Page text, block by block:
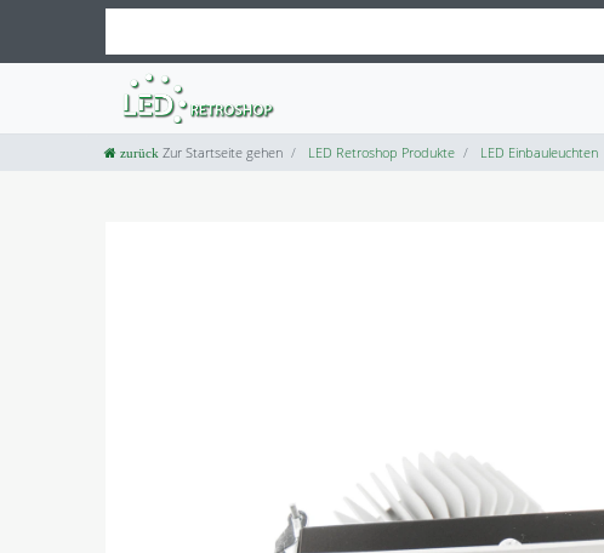
Zur Startseite gehen LED Retroshop Produkte LED Einbauleuchten